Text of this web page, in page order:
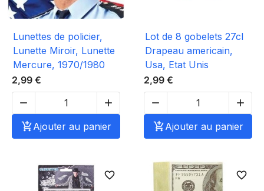
Lunettes de policier,
Lunette Miroir, Lunette
Mercure, 1970/1980
2,99 €


Ajouter au panier
Lot de 8 gobelets 27cl
Drapeau americain,
Usa, Etat Unis
2,99 €


Ajouter au panier
favorite_border favorite_border